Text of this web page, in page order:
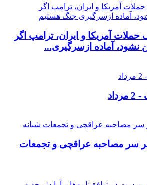
آمریکا و ایران، ترامپ اگر
نشود، آماده ازسرگیری...
سر مصاحبه عراقچی و تجمعات